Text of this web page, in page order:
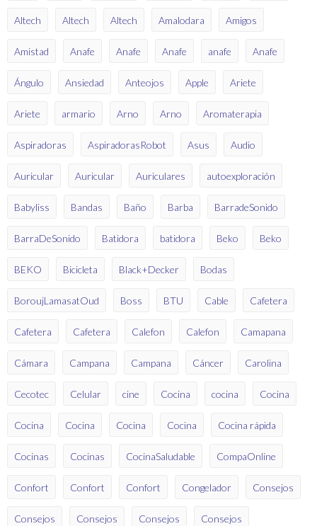
Altech Altech Altech Amalodara Amigos
Amistad Anafe Anafe Anafe anafe Anafe
Ángulo Ansiedad Anteojos Apple Ariete
Ariete armario Arno Arno Aromaterapia
Aspiradoras AspiradorasRobot Asus Audio
Auricular Auricular Auriculares autoexploración
Babyliss Bandas Baño Barba BarradeSonido
BarraDeSonido Batidora batidora Beko Beko
BEKO Bicicleta Black+Decker Bodas
BoroujLamasatOud Boss BTU Cable Cafetera
Cafetera Cafetera Calefon Calefon Camapana
Cámara Campana Campana Cáncer Carolina
Cecotec Celular cine Cocina cocina Cocina
Cocina Cocina Cocina Cocina Cocina rápida
Cocinas Cocinas CocinaSaludable CompaOnline
Confort Confort Confort Congelador Consejos
Consejos Consejos Consejos Consejos